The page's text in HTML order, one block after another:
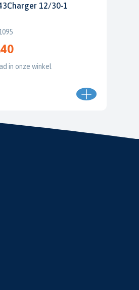
12/30-1
in onze winkel